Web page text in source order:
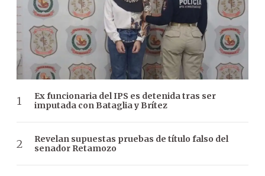
Ex funcionaria del IPS es detenida tras ser
imputada con Bataglia y Brítez
Revelan supuestas pruebas de título falso del
senador Retamozo